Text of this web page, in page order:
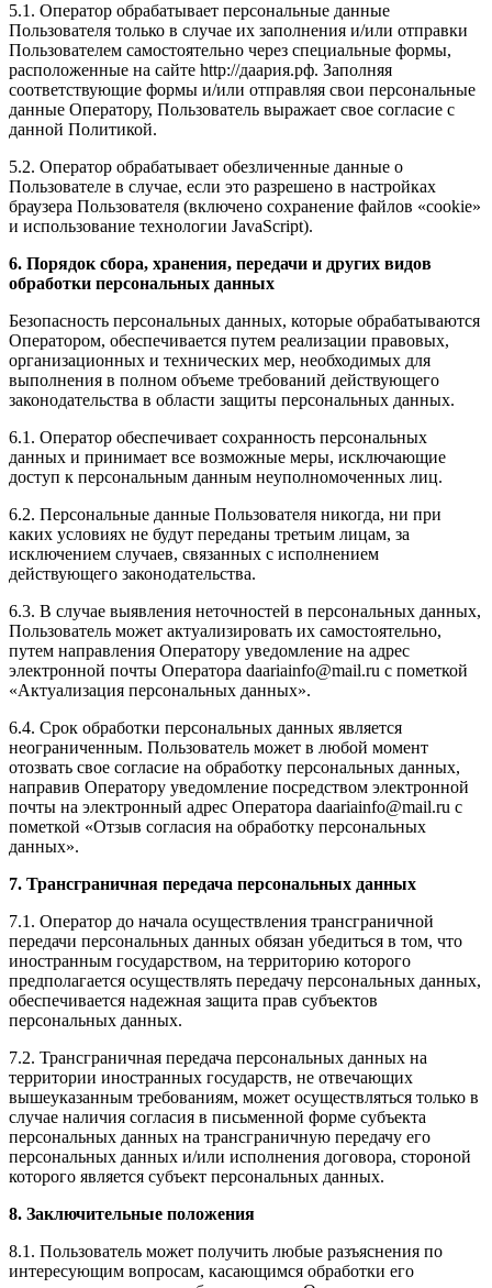
5.1. Оператор обрабатывает персональные данные
Пользователя только в случае их заполнения и/или отправки
Пользователем самостоятельно через специальные формы,
расположенные на сайте http://даария.рф. Заполняя
соответствующие формы и/или отправляя свои персональные
данные Оператору, Пользователь выражает свое согласие с
данной Политикой.
5.2. Оператор обрабатывает обезличенные данные о
Пользователе в случае, если это разрешено в настройках
браузера Пользователя (включено сохранение файлов «cookie»
и использование технологии JavaScript).
6. Порядок сбора, хранения, передачи и других видов
обработки персональных данных
Безопасность персональных данных, которые обрабатываются
Оператором, обеспечивается путем реализации правовых,
организационных и технических мер, необходимых для
выполнения в полном объеме требований действующего
законодательства в области защиты персональных данных.
6.1. Оператор обеспечивает сохранность персональных
данных и принимает все возможные меры, исключающие
доступ к персональным данным неуполномоченных лиц.
6.2. Персональные данные Пользователя никогда, ни при
каких условиях не будут переданы третьим лицам, за
исключением случаев, связанных с исполнением
действующего законодательства.
6.3. В случае выявления неточностей в персональных данных,
Пользователь может актуализировать их самостоятельно,
путем направления Оператору уведомление на адрес
электронной почты Оператора daariainfo@mail.ru с пометкой
«Актуализация персональных данных».
6.4. Срок обработки персональных данных является
неограниченным. Пользователь может в любой момент
отозвать свое согласие на обработку персональных данных,
направив Оператору уведомление посредством электронной
почты на электронный адрес Оператора daariainfo@mail.ru с
пометкой «Отзыв согласия на обработку персональных
данных».
7. Трансграничная передача персональных данных
7.1. Оператор до начала осуществления трансграничной
передачи персональных данных обязан убедиться в том, что
иностранным государством, на территорию которого
предполагается осуществлять передачу персональных данных,
обеспечивается надежная защита прав субъектов
персональных данных.
7.2. Трансграничная передача персональных данных на
территории иностранных государств, не отвечающих
вышеуказанным требованиям, может осуществляться только в
случае наличия согласия в письменной форме субъекта
персональных данных на трансграничную передачу его
персональных данных и/или исполнения договора, стороной
которого является субъект персональных данных.
8. Заключительные положения
8.1. Пользователь может получить любые разъяснения по
интересующим вопросам, касающимся обработки его